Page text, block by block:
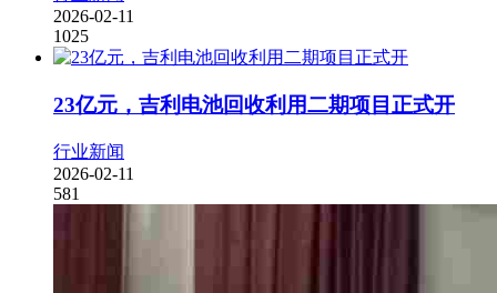
2026-02-11
1025
23亿元，吉利电池回收利用二期项目正式开
行业新闻
2026-02-11
581